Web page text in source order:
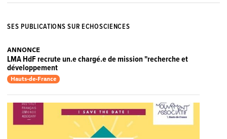
SES PUBLICATIONS SUR ECHOSCIENCES
ANNONCE
LMA HdF recrute un.e chargé.e de mission "recherche et
développement
Hauts-de-France